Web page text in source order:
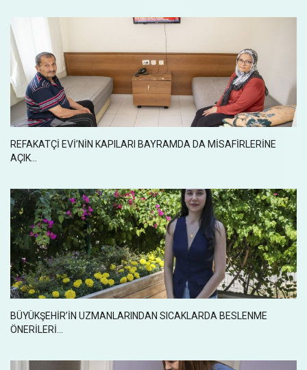
REFAKATÇİ EVİ’NİN KAPILARI BAYRAMDA DA MİSAFİRLERİNE
AÇIK...
BÜYÜKŞEHİR’İN UZMANLARINDAN SICAKLARDA BESLENME
ÖNERİLERİ...